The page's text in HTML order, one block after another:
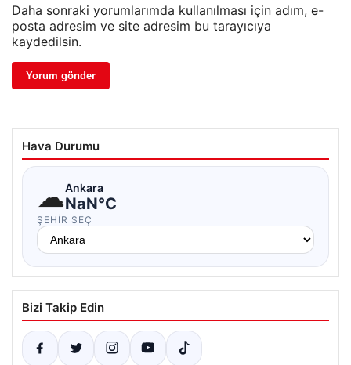
Daha sonraki yorumlarımda kullanılması için adım, e-
posta adresim ve site adresim bu tarayıcıya
kaydedilsin.
Hava Durumu
☁Ankara
NaN°C
ŞEHIR SEÇ
Bizi Takip Edin